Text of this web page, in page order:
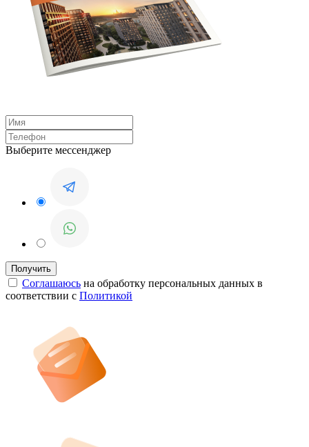
Выберите мессенджер
Соглашаюсь на обработку персональных данных в
соответствии с Политикой